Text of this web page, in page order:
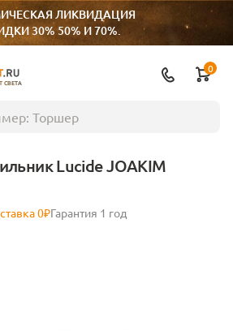
ЛИКВИДАЦИЯ
30% 50% И 70%.
СВЕТА
0
Lucide JOAKIM
0₽Гарантия 1 год